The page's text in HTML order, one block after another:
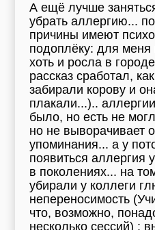
А ещё лучше
убрать аллергию...
причины имеют
подоплёку: для меня
хоть и росла в
рассказ сработал,
забирали корову и
плакали...)..
было, но есть не
но не выворачивает
упоминания... а у
появиться аллергия
в поколениях... на
убирали у коллеги
непереносимость
что, возможно,
несколько сессий) :